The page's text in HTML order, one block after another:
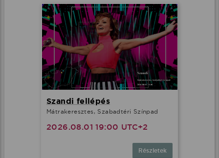
Szandi fellépés
Mátrakeresztes, Szabadtéri Színpad
2026.08.01 19:00 UTC+2
Részletek